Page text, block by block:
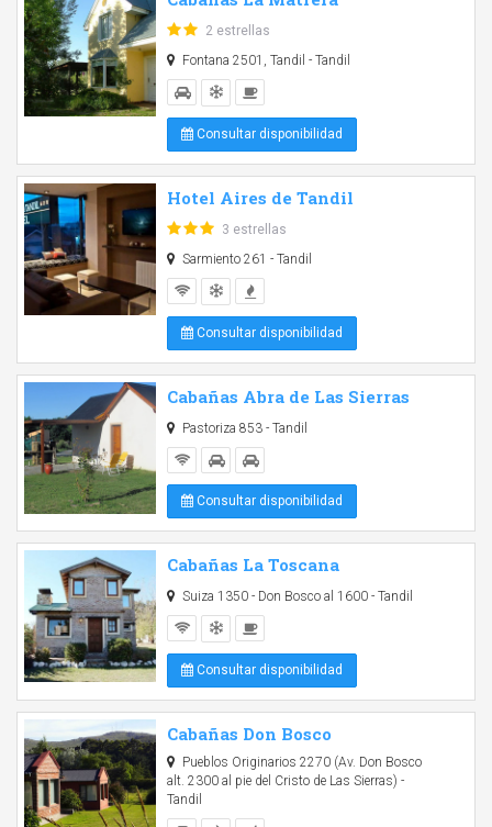
2 estrellas
Fontana 2501, Tandil - Tandil
Consultar disponibilidad
Hotel Aires de Tandil
3 estrellas
Sarmiento 261 - Tandil
Consultar disponibilidad
Cabañas Abra de Las Sierras
Pastoriza 853 - Tandil
Consultar disponibilidad
Cabañas La Toscana
Suiza 1350 - Don Bosco al 1600 - Tandil
Consultar disponibilidad
Cabañas Don Bosco
Pueblos Originarios 2270 (Av. Don Bosco
alt. 2300 al pie del Cristo de Las Sierras) -
Tandil